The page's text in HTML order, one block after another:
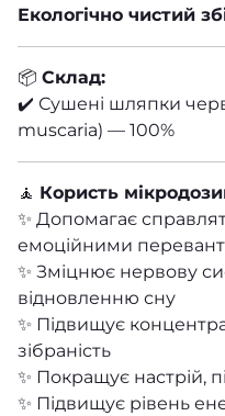
Екологічно чистий
📦 Склад:
✔️ Сушені шляпки
muscaria) — 100%
🧘 Користь
✨ Допомагає
емоційними
✨ Зміцнює нервову
відновленню сну
✨ Підвищує
зібраність
✨ Покращує настрій,
✨ Підвищує рівень